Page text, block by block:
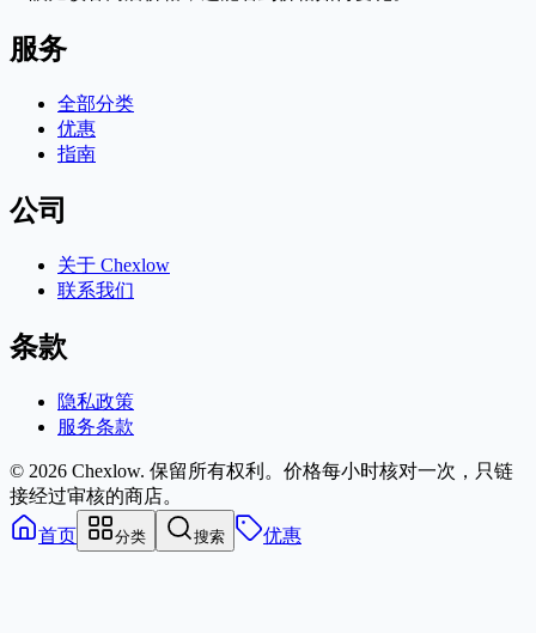
服务
全部分类
优惠
指南
公司
关于 Chexlow
联系我们
条款
隐私政策
服务条款
© 2026 Chexlow. 保留所有权利。 价格每小时核对一次，只链
接经过审核的商店。
首页
分类 搜索 优惠